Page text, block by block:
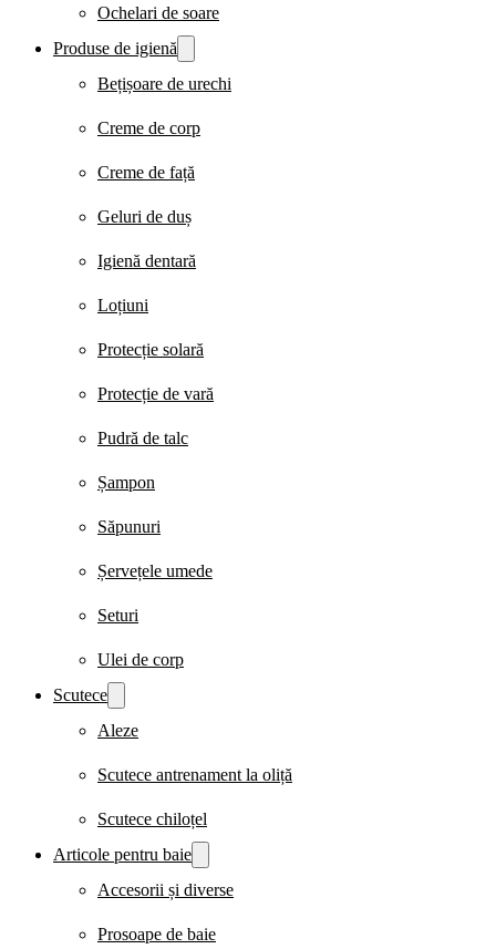
Ochelari de soare
Produse de igienă
Bețișoare de urechi
Creme de corp
Creme de față
Geluri de duș
Igienă dentară
Loțiuni
Protecție solară
Protecție de vară
Pudră de talc
Șampon
Săpunuri
Șervețele umede
Seturi
Ulei de corp
Scutece
Aleze
Scutece antrenament la oliță
Scutece chiloțel
Articole pentru baie
Accesorii și diverse
Prosoape de baie